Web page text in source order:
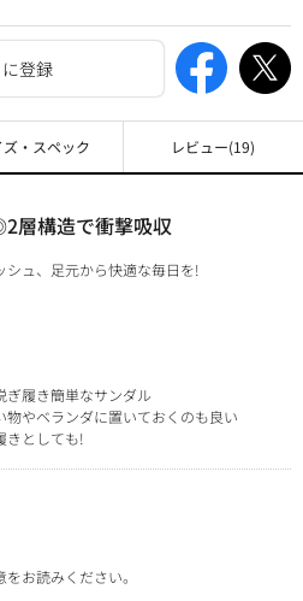
登録
層構造で衝撃吸収
ュ、足元から快適な毎日を!
ぎ履き簡単なサンダル
物やベランダに置いておくのも良い
きとしても!
お読みください。
ズ・スペック レビュー(19)